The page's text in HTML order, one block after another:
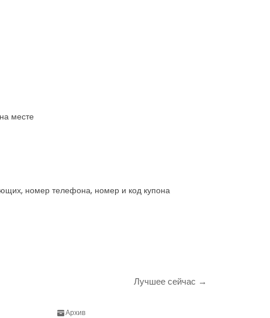
месте
номер телефона, номер и код купона
Лучшее сейчас →
Архив